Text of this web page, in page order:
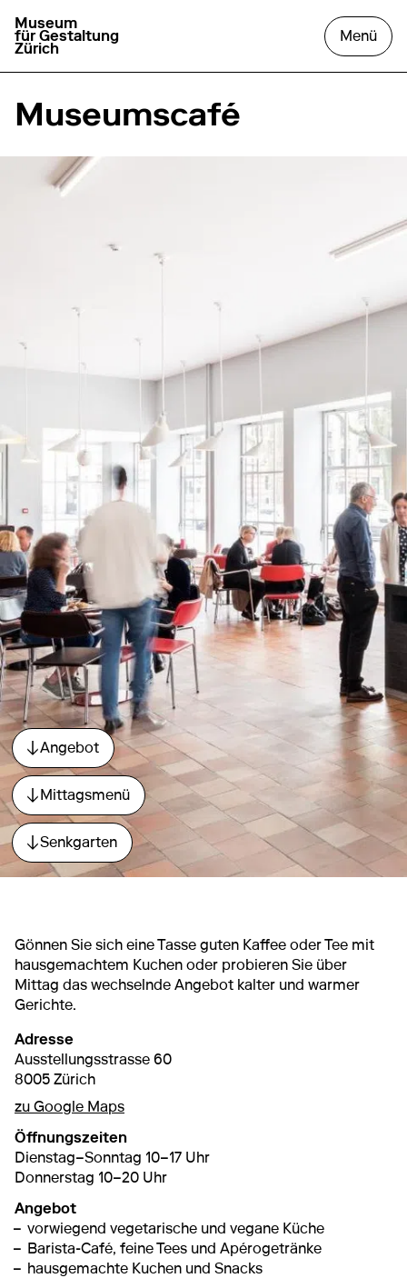
zur Startseite gehen
Museum
für Gestaltung
Zürich
Menüdas
Museumscafé
Angebot
Direkt zum Abschnitt springen.
Mittagsmenü
Direkt zum Abschnitt springen.
Senkgarten
Direkt zum Abschnitt springen.
Gönnen Sie sich eine Tasse guten Kaffee oder Tee mit
hausgemachtem Kuchen oder probieren Sie über
Mittag das wechselnde Angebot kalter und warmer
Gerichte.
Adresse
Ausstellungsstrasse 60
8005 Zürich
zu Google Maps
Öffnungszeiten
Dienstag–Sonntag 10–17 Uhr
Donnerstag 10–20 Uhr
Angebot
vorwiegend vegetarische und vegane Küche
Barista-Café, feine Tees und Apérogetränke
hausgemachte Kuchen und Snacks